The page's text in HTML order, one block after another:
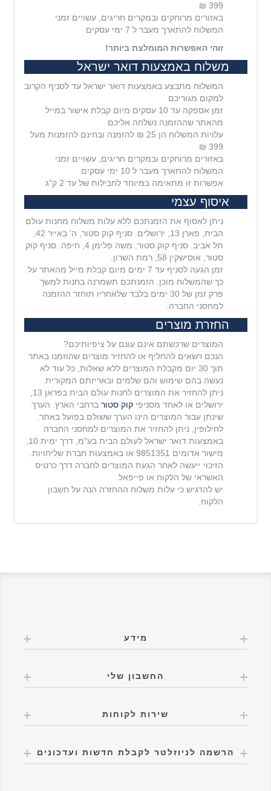
399 ₪
באזורים מרוחקים ובמקרים חריגים, עשויים זמני
המשלוח להתארך מעבר ל 7 ימי עסקים
זוהי האפשרות המומלצת ביותר!
משלוח באמצעות דואר ישראל
המשלוח מתבצע באמצעות דואר ישראל עד לסניף הקרוב
למקום מגוריכם
זמן אספקה עד 10 עסקים מיום קבלת אישור במייל
מהאתר שההזמנה נשלחה אליכם
עלויות המשלוח הן 25 ₪ להזמנה ובחינם להזמנות מעל
399 ₪
באזורים מרוחקים ובמקרים חריגים, עשויים זמני
המשלוח להתארך מעבר ל 10 ימי עסקים
אפשרות זו מתאימה במיוחד לחבילות של עד 2 ק"ג
איסוף עצמי
ניתן לאסוף את הזמנתכם ללא עלות משלוח מחנות עולם
תל אביב. סניף קוק סטור, משה פלימן 4, חיפה. סניף קוק
סטור, אוסישקין 58, רמת השרון.
זמן הגעה לסניף עד 7 ימים מיום קבלת מייל מהאתר על
כך שהמשלוח מוכן. הזמנתכם תשמרנה בחנות למשך
פרק זמן של 30 ימים בלבד שלאחריו תוחזר ההזמנה
למחסני החברה.
החזרת מוצרים
המוצרים שרכשתם אינם עונם על ציפיותיכם?
הנכם רשאים להחליף או להחזיר מוצרים שהוזמנו באתר
תוך 30 יום מקבלת המוצרים ללא שאלות, כל עוד לא
נעשה בהם שימוש והם שלמים ובאריזתם המקורית.
ירושלים או לאחד מסניפיקוק סטור ברחבי הארץ. הערך
שינתן עבור המוצרים הינו הערך ששולם בפועל באתר.
לחילופין, ניתן להחזיר את המוצרים למחסני החברה
מישור אדומים 9851351 או באמצעות חברת שליחויות.
הזיכוי ייעשה לאחר הגעת המוצרים לחברה דרך כרטיס
האשראי של הלקוח או פייפאל.
יש להדגיש כי עלות משלוח ההחזרה הנה על חשבון
הלקוח.
מידע
החשבון שלי
שירות לקוחות
הרשמה לניוזלטר לקבלת חדשות ועדכונים